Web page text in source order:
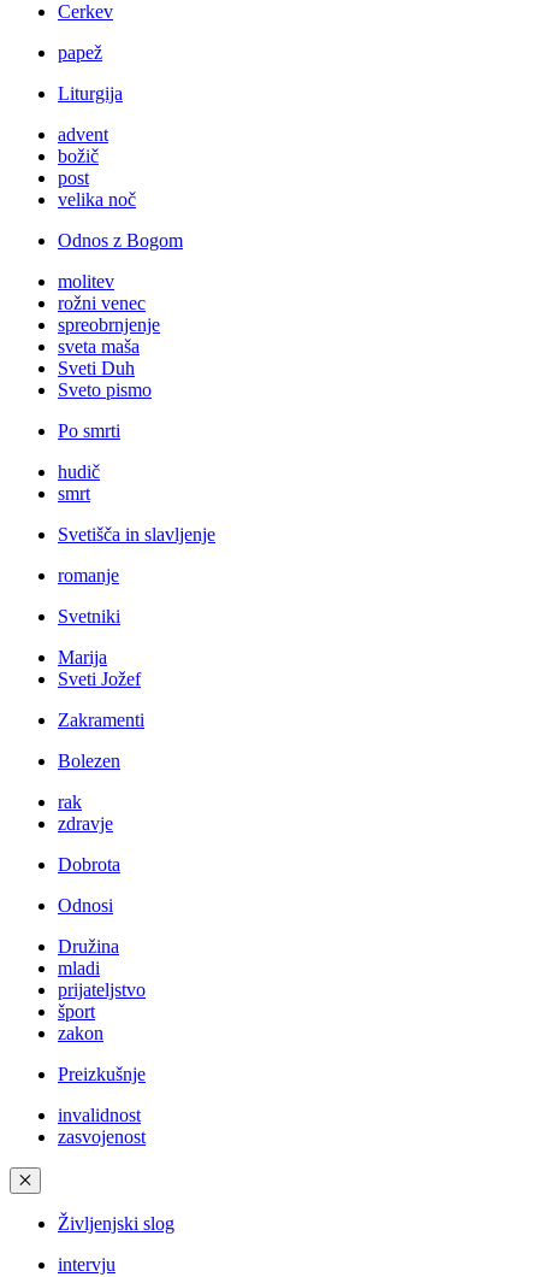
Cerkev
papež
Liturgija
advent
božič
post
velika noč
Odnos z Bogom
molitev
rožni venec
spreobrnjenje
sveta maša
Sveti Duh
Sveto pismo
Po smrti
hudič
smrt
Svetišča in slavljenje
romanje
Svetniki
Marija
Sveti Jožef
Zakramenti
Bolezen
rak
zdravje
Dobrota
Odnosi
Družina
mladi
prijateljstvo
šport
zakon
Preizkušnje
invalidnost
zasvojenost
✕
Življenjski slog
intervju